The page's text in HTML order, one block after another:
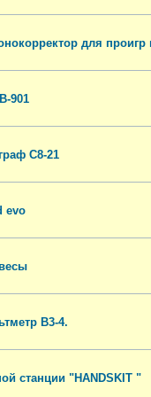
для проигр
901
С8-21
evo
В3-4.
станции "HANDSKIT "